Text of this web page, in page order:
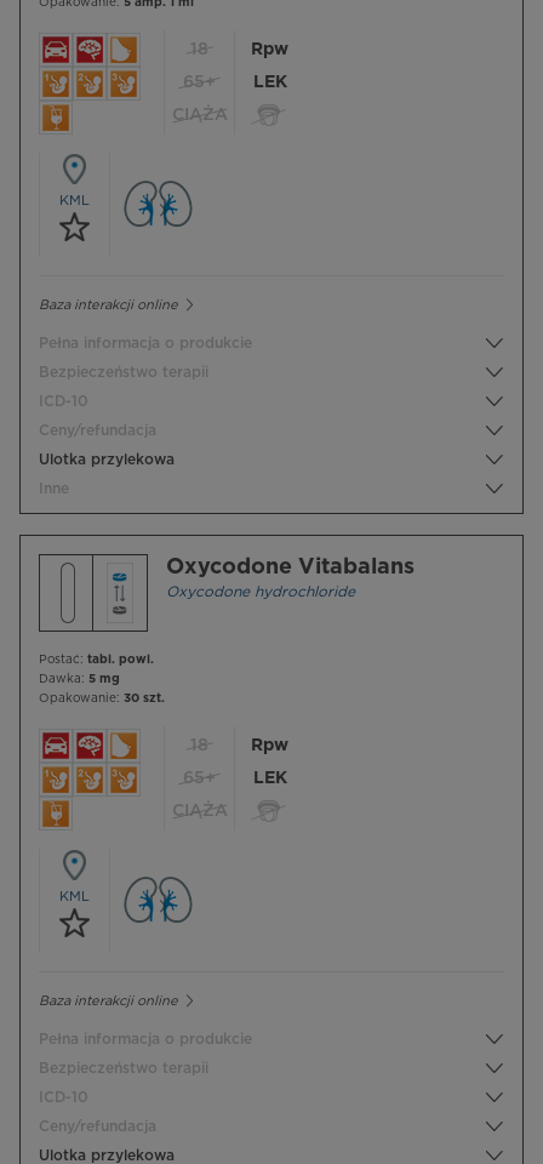
Opakowanie: 5 amp. 1 ml
18
65+
CIĄŻA
Rpw
LEK
KML
Baza interakcji online
Pełna informacja o produkcie
Bezpieczeństwo terapii
ICD-10
Ceny/refundacja
Ulotka przylekowa
Inne
Oxycodone Vitabalans
Oxycodone hydrochloride
Postać: tabl. powl.
Dawka: 5 mg
Opakowanie: 30 szt.
18
65+
CIĄŻA
Rpw
LEK
KML
Baza interakcji online
Pełna informacja o produkcie
Bezpieczeństwo terapii
ICD-10
Ceny/refundacja
Ulotka przylekowa